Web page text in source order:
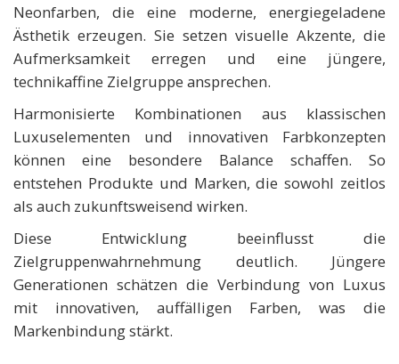
Neonfarben, die eine moderne, energiegeladene
Ästhetik erzeugen. Sie setzen visuelle Akzente, die
Aufmerksamkeit erregen und eine jüngere,
technikaffine Zielgruppe ansprechen.
Harmonisierte Kombinationen aus klassischen
Luxuselementen und innovativen Farbkonzepten
können eine besondere Balance schaffen. So
entstehen Produkte und Marken, die sowohl zeitlos
als auch zukunftsweisend wirken.
Diese Entwicklung beeinflusst die
Zielgruppenwahrnehmung deutlich. Jüngere
Generationen schätzen die Verbindung von Luxus
mit innovativen, auffälligen Farben, was die
Markenbindung stärkt.